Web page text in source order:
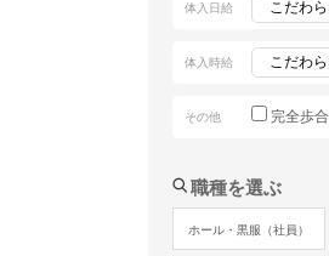
体入日給
体入時給
その他 完全歩合
職種を選ぶ
ホール・黒服（社員）